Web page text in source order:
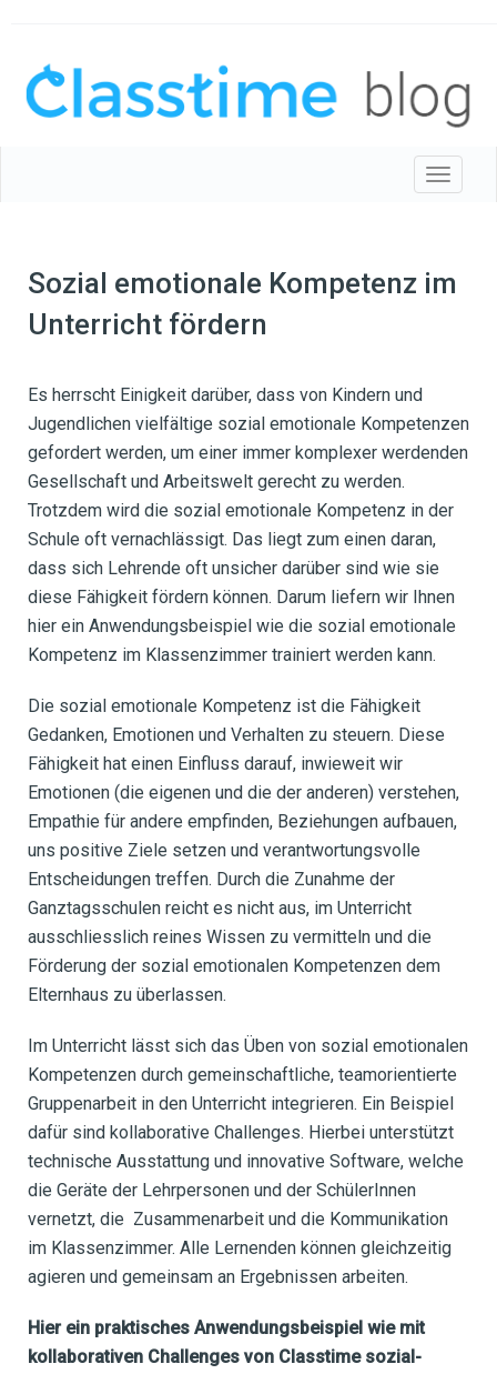
Toggle
Sozial emotionale Kompetenz im
Unterricht fördern
Es herrscht Einigkeit darüber, dass von Kindern und
Jugendlichen vielfältige sozial emotionale Kompetenzen
gefordert werden, um einer immer komplexer werdenden
Gesellschaft und Arbeitswelt gerecht zu werden.
Trotzdem wird die sozial emotionale Kompetenz in der
Schule oft vernachlässigt. Das liegt zum einen daran,
dass sich Lehrende oft unsicher darüber sind wie sie
diese Fähigkeit fördern können. Darum liefern wir Ihnen
hier ein Anwendungsbeispiel wie die sozial emotionale
Kompetenz im Klassenzimmer trainiert werden kann.
Die sozial emotionale Kompetenz ist die Fähigkeit
Gedanken, Emotionen und Verhalten zu steuern. Diese
Fähigkeit hat einen Einfluss darauf, inwieweit wir
Emotionen (die eigenen und die der anderen) verstehen,
Empathie für andere empfinden, Beziehungen aufbauen,
uns positive Ziele setzen und verantwortungsvolle
Entscheidungen treffen. Durch die Zunahme der
Ganztagsschulen reicht es nicht aus, im Unterricht
ausschliesslich reines Wissen zu vermitteln und die
Förderung der sozial emotionalen Kompetenzen dem
Elternhaus zu überlassen.
Im Unterricht lässt sich das Üben von sozial emotionalen
Kompetenzen durch gemeinschaftliche, teamorientierte
Gruppenarbeit in den Unterricht integrieren. Ein Beispiel
dafür sind kollaborative Challenges. Hierbei unterstützt
technische Ausstattung und innovative Software, welche
die Geräte der Lehrpersonen und der SchülerInnen
vernetzt, die Zusammenarbeit und die Kommunikation
im Klassenzimmer. Alle Lernenden können gleichzeitig
agieren und gemeinsam an Ergebnissen arbeiten.
Hier ein praktisches Anwendungsbeispiel wie mit
kollaborativen Challenges von Classtime sozial-